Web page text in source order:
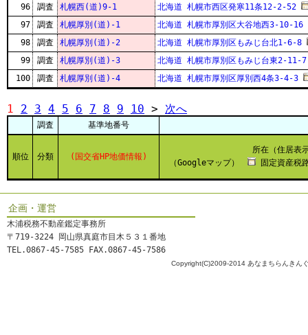
96
調査 札幌西(道)9-1
北海道 札幌市西区発寒11条12-2-52
97
調査 札幌厚別(道)-1
北海道 札幌市厚別区大谷地西3-10-16
98
調査 札幌厚別(道)-2
北海道 札幌市厚別区もみじ台北1-6-8
99
調査 札幌厚別(道)-3
北海道 札幌市厚別区もみじ台東2-11-7
100
調査 札幌厚別(道)-4 北海道 札幌市厚別区厚別西4条3-4-3
1 2 3 4 5 6 7 8 9 10 > 次へ
調査 基準地番号
順位 分類 (国交省HP地価情報)
所在（住居表
（Googleマップ）
固定資産税
企画・運営
木浦税務不動産鑑定事務所
〒719-3224 岡山県真庭市目木５３１番地
TEL.0867-45-7585 FAX.0867-45-7586
Copyright(C)2009-2014 あなまちらんきん